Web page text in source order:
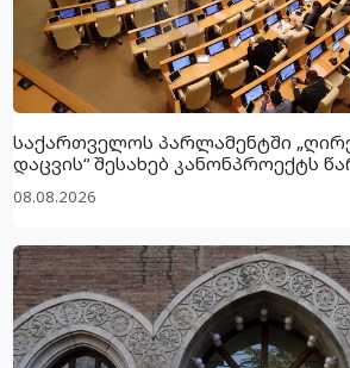
საქართველოს პარლამენტში
დაცვის“ შესახებ კანონპროექტს
08.08.2026